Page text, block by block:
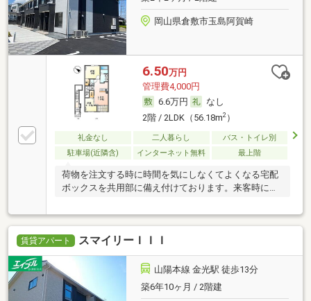
岡山県倉敷市玉島阿賀崎
6.50万円
管理費4,000円
6.6万円
なし
2階 / 2LDK（56.18m2）
礼金なし 二人暮らし
バス・トイレ別
駐車場(近隣含)
インターネット無料 最上階
荷物を注文する時に時間を気にしなくてよくなる宅配
ボックスを共用部に備え付けております。来客時には
賃貸アパート スマイリーＩＩＩ
山陽本線 金光駅 徒歩13分
築6年10ヶ月 / 2階建